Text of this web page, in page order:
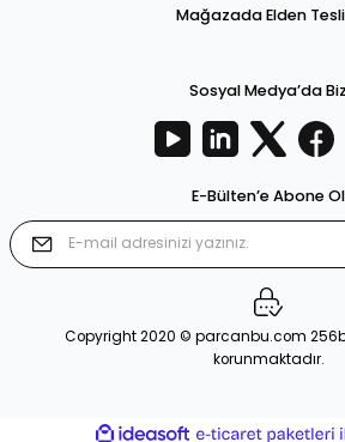
Mağazada Elden
Sosyal Medya’da Biz
E-Bülten’e Abone Ol
Copyright 2020 © parcanbu.com 256bit
korunmaktadır.
ideasoft e-